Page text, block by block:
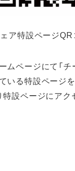
ェア特設ページ
ムページにて「チ
いる特設ページ
設ページにアク